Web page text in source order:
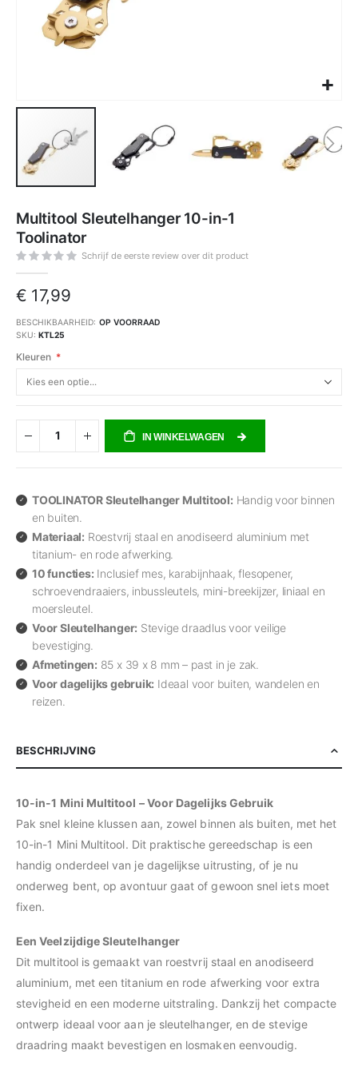
het
begin
van
de
afbeeldingen-
gallerij
Multitool Sleutelhanger 10-in-1
Toolinator
Schrijf de eerste review over dit product
€ 17,99
BESCHIKBAARHEID: OP VOORRAAD
SKU KTL25
Kleuren
IN WINKELWAGEN
TOOLINATOR Sleutelhanger Multitool: Handig voor binnen
en buiten.
Materiaal: Roestvrij staal en anodiseerd aluminium met
titanium- en rode afwerking.
10 functies: Inclusief mes, karabijnhaak, flesopener,
schroevendraaiers, inbussleutels, mini-breekijzer, liniaal en
moersleutel.
Voor Sleutelhanger: Stevige draadlus voor veilige
bevestiging.
Afmetingen: 85 x 39 x 8 mm – past in je zak.
Voor dagelijks gebruik: Ideaal voor buiten, wandelen en
reizen.
BESCHRIJVING
10-in-1 Mini Multitool – Voor Dagelijks Gebruik
Pak snel kleine klussen aan, zowel binnen als buiten, met het
10-in-1 Mini Multitool. Dit praktische gereedschap is een
handig onderdeel van je dagelijkse uitrusting, of je nu
onderweg bent, op avontuur gaat of gewoon snel iets moet
fixen.
Een Veelzijdige Sleutelhanger
Dit multitool is gemaakt van roestvrij staal en anodiseerd
aluminium, met een titanium en rode afwerking voor extra
stevigheid en een moderne uitstraling. Dankzij het compacte
ontwerp ideaal voor aan je sleutelhanger, en de stevige
draadring maakt bevestigen en losmaken eenvoudig.